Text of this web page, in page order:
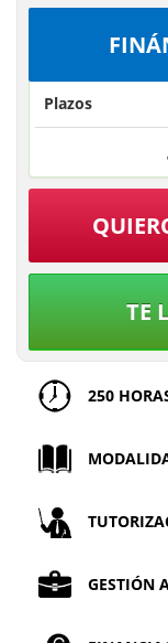
Plazos
TE
250
GESTIÓN